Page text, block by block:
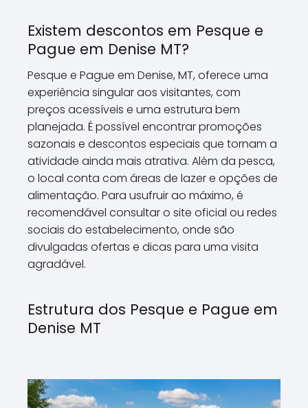
Existem descontos em Pesque e
Pague em Denise MT?
Pesque e Pague em Denise, MT, oferece uma
experiência singular aos visitantes, com
preços acessíveis e uma estrutura bem
planejada. É possível encontrar promoções
sazonais e descontos especiais que tornam a
atividade ainda mais atrativa. Além da pesca,
o local conta com áreas de lazer e opções de
alimentação. Para usufruir ao máximo, é
recomendável consultar o site oficial ou redes
sociais do estabelecimento, onde são
divulgadas ofertas e dicas para uma visita
agradável.
Estrutura dos Pesque e Pague em
Denise MT